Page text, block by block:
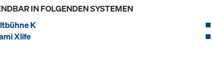
IN FOLGENDEN SYSTEMEN
K
Xlife